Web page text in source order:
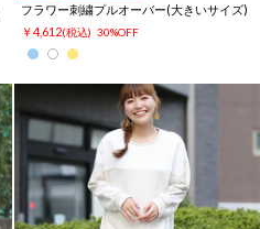
フラワー刺繍プルオーバー(大きいサイズ)
￥4,612(税込) 30%OFF